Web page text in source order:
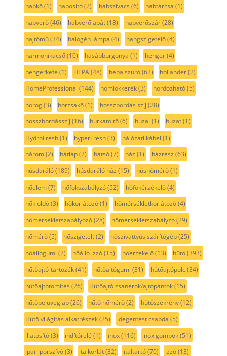
habkő(1) habosító(2) habszivacs (6) habtárcsa (1)
habverő(46) habverőlapát(18) habverőszár(28)
hajtómű(34) halogén lámpa (4) hangszigetelő(4)
harmonikacső(10) hasábburgonya (1) henger(4)
hengerkefe (1) HEPA(48) hepa szűrő(62) hollander(2)
HomeProfessional (144) homlokkerék(3) hordozható(5)
horog(3) horzsakő(1) hosszbordás szíj (28)
hosszbordásszíj (16) hurkatöltő(6) huzal (1) huzat(1)
HydroFresh(1) hyperFresh(3) hálózati kábel (1)
három(2) hátlap(2) hátsó(7) ház (1) házrész (63)
húsdaráló(189) húsdaráló ház (15) húshőmérő(1)
hőelem(7) hőfokszabályzó(52) hőfokérzékelő(4)
hőkioldó(3) hőkorlátozó(1) hőmérsékletkorlátozó(4)
hőmérsékletszabályozó(28) hőmérsékletszabályzó(29)
hőmérő(5) hőszigetelt(2) hőszivattyús szárítógép(25)
hőállógumi (2) hőálló izzó(15) hőérzékelő(13) hűtő(393)
hűtőajtó-tartozék(41) hűtőajtógumi (31) hűtőajtópolc(34)
hűtőajtótömítés (26) Hűtőajtó zsanérok/ajtópántok(15)
hűtőbe üveglap(26) hűtő hőmérő(2) hűtőszekrény(12)
Hűtő világítás alkatrészek(25) idegentest csapda (5)
illatosító(3) indítórelé (1) inox(116) inox gombok(51)
ipari porszívó(3) italkorlát(32) italtartó(70) izzó(13)